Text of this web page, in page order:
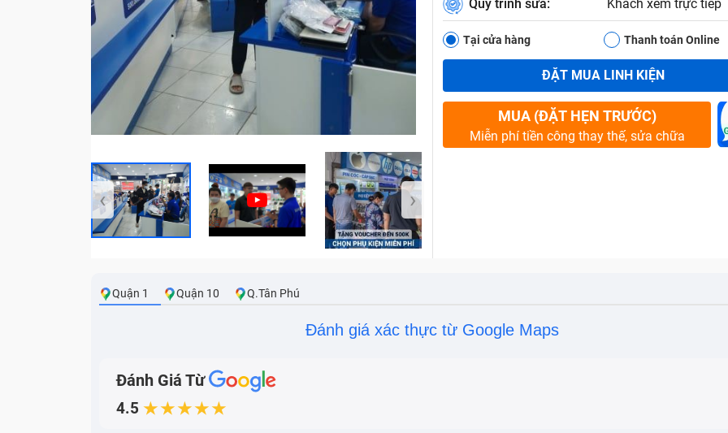
Bảo Hành One
‹ ›
Quy trình sửa: Khách xem trực tiếp
Tại cửa hàng Thanh toán Online
ĐẶT MUA LINH KIỆN
MUA (ĐẶT HẸN TRƯỚC)
Miễn phí tiền công thay thế, sửa chữa
Quận 1 Quận 10 Q.Tân Phú
Đánh giá xác thực từ Google Maps
Đánh Giá Từ
4.5 ★★★★★